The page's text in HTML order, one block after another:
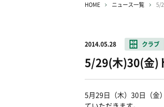
HOME ニュース一覧
2014.05.28 クラブ
5/29(木)30(金)
5月29日（木）30日（金